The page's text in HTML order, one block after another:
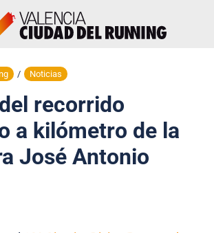
/ Noticias
recorrido
a kilómetro de la
José Antonio